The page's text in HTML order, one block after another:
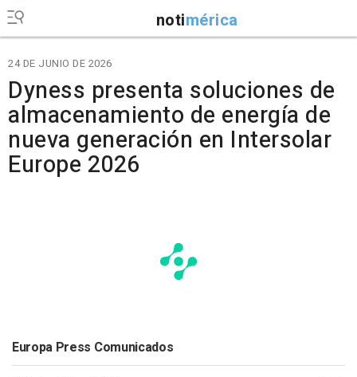
notimérica
24 DE JUNIO DE 2026
Dyness presenta soluciones de
almacenamiento de energía de
nueva generación en Intersolar
Europe 2026
Europa Press Comunicados